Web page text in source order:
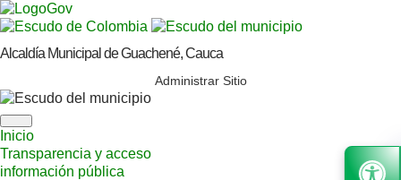
Alcaldía Municipal de Guachené, Cauca
Administrar Sitio
Inicio
Transparencia y acceso
información pública